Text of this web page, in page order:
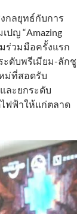
กลยุทธ์กับการ
ปญ “Amazing
มร่วมมือครั้งแรก
ะดับพรีเมียม-ลักชู
ม่ที่สอดรับ
และยกระดับ
ฟฟ้าให้แก่ตลาด